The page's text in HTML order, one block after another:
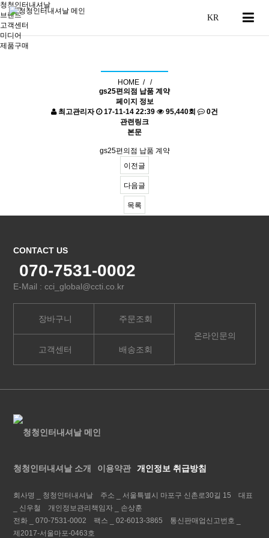
청청인터내셔날
브랜드
고객센터
미디어
제품구매
HOME /
/
gs25편의점 납품 계약
페이지 정보
최고관리자
17-11-14 22:39 95,440회
0건
관련링크
본문
gs25편의점 납품 계약
이전글
다음글
목록
CONTACT US
070-7531-0002
E-Mail : cci_global@ccti.co.kr
장바구니
고객센터
주문조회
배송조회
온라인문의
청청인터내셔날 소개 이용약관 개인정보 취급방침
회사명 _ 청청인터내셔날 주소 _ 서울특별시 마포구 신촌로30길 15
대표
신우철 개인정보관리책임자 _
손상훈
전화 _
070-7531-0002 팩스 _ 02-6013-3865
통신판매업신고번호 _
제2017-서울마포-0463호